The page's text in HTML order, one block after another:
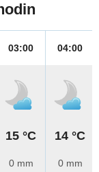
03:00
15 °C
0 mm
04:00
14 °C
0 mm